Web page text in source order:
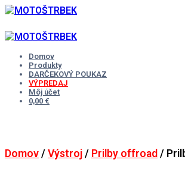
to
content
Domov
Produkty
DARČEKOVÝ POUKAZ
VÝPREDAJ
Môj účet
0,00 €
Domov / Výstroj / Prilby offroad /